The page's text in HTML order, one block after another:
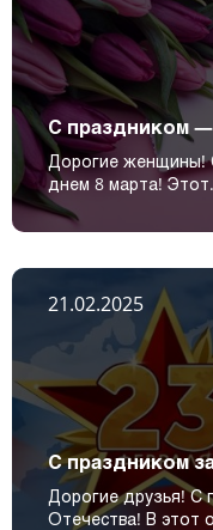
С праздником —
Дорогие женщины!
днем 8 марта!
21.02.2025
С праздником
Дорогие друзья! С
Отечества! В этот